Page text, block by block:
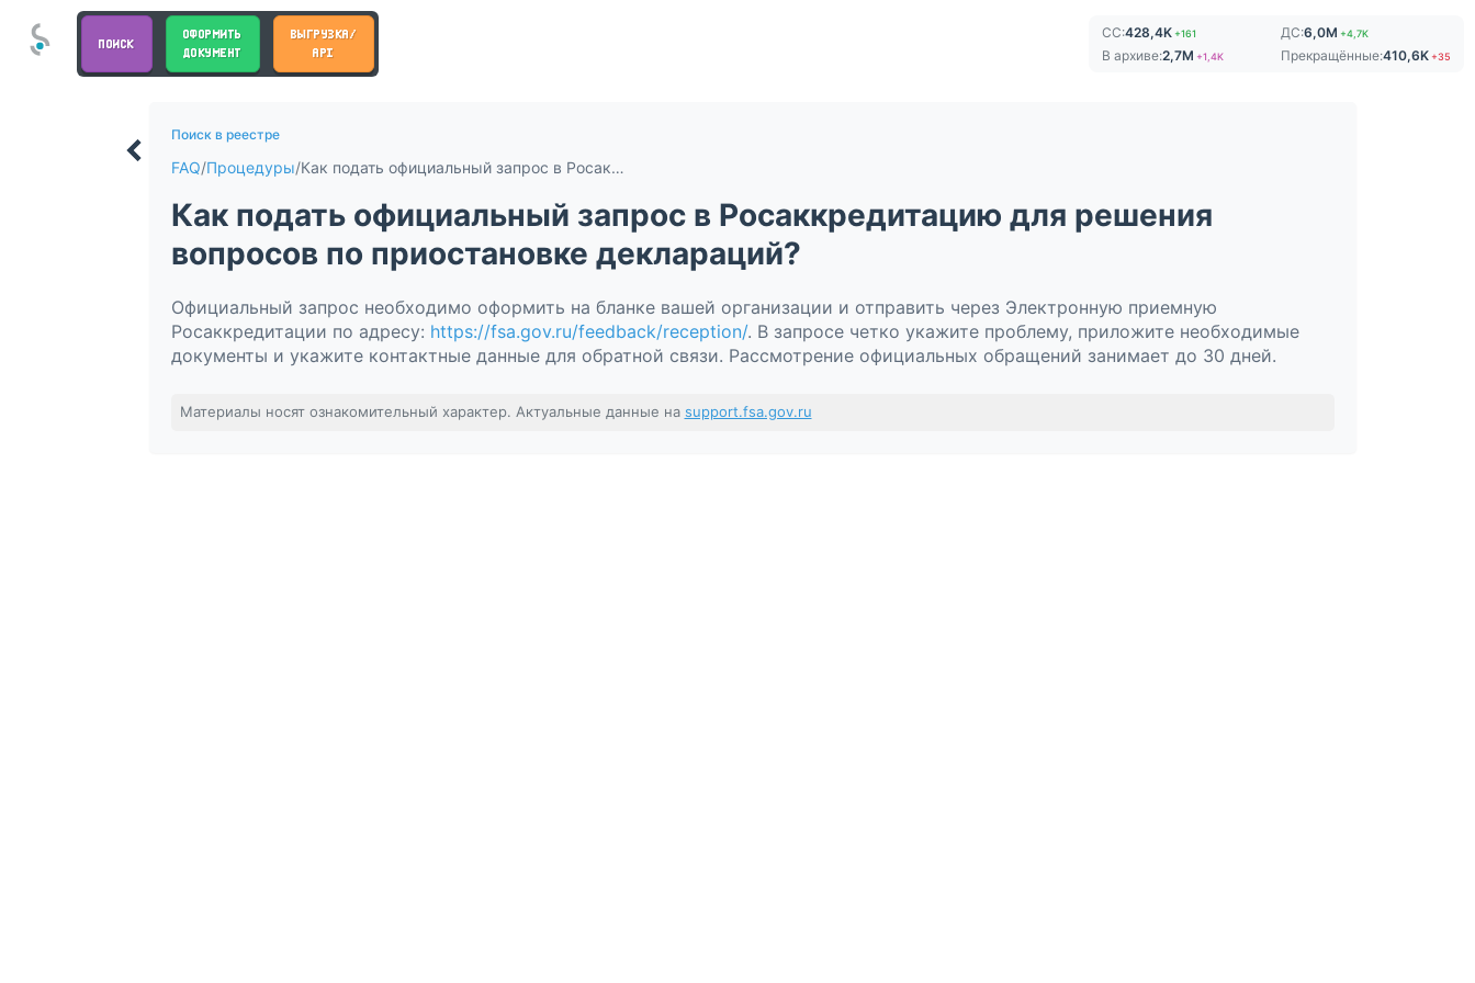
ПОИСК
ОФОРМИТЬ
ДОКУМЕНТ
ВЫГРУЗКА/
API
СС:428,4K+161 ДС:6,0M +4,7K
В архиве:2,7M +1,4K Прекращённые:410,6K +35
Поиск в реестре
FAQ/Процедуры/ Как подать официальный запрос в Росаккредитацию для решения вопросов по приостановке деклараций?
Как подать официальный запрос в Росаккредитацию для решения
вопросов по приостановке деклараций?
Официальный запрос необходимо оформить на бланке вашей организации и отправить через Электронную приемную
Росаккредитации по адресу: https://fsa.gov.ru/feedback/reception/. В запросе четко укажите проблему, приложите необходимые
документы и укажите контактные данные для обратной связи. Рассмотрение официальных обращений занимает до 30 дней.
Материалы носят ознакомительный характер. Актуальные данные на support.fsa.gov.ru